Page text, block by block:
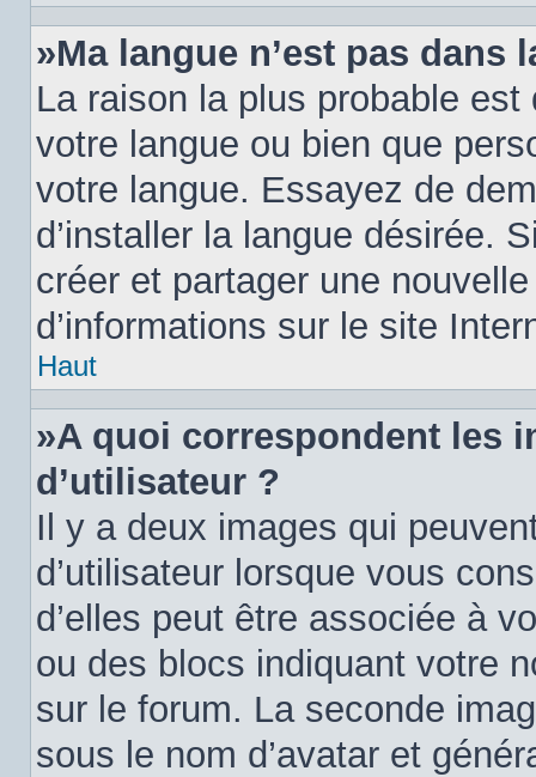
»Ma langue n’est pas dans
La raison la plus probable est
votre langue ou bien que
votre langue. Essayez de
d’installer la langue désirée.
créer et partager une
d’informations sur le site
Haut
»A quoi correspondent les
d’utilisateur ?
Il y a deux images qui
d’utilisateur lorsque vous
d’elles peut être associée à
ou des blocs indiquant votre
sur le forum. La seconde
sous le nom d’avatar et